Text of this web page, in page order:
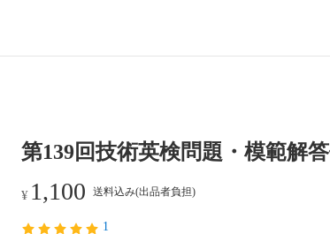
第139回技術英検問題・模範解答
¥ 1,100 送料込み(出品者負担)
1